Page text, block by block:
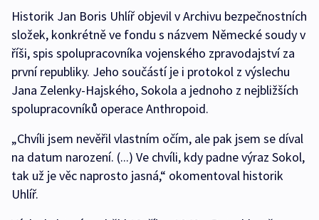
Historik Jan Boris Uhlíř objevil v Archivu bezpečnostních
složek, konkrétně ve fondu s názvem Německé soudy v
říši, spis spolupracovníka vojenského zpravodajství za
první republiky. Jeho součástí je i protokol z výslechu
Jana Zelenky-Hajského, Sokola a jednoho z nejbližších
spolupracovníků operace Anthropoid.
„Chvíli jsem nevěřil vlastním očím, ale pak jsem se díval
na datum narození. (...) Ve chvíli, kdy padne výraz Sokol,
tak už je věc naprosto jasná,“ okomentoval historik
Uhlíř.